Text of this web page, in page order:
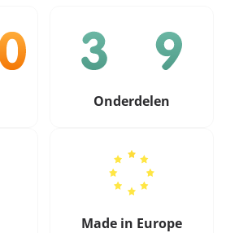
Onderdelen
Made in Europe